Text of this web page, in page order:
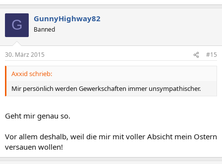
G GunnyHighway82
Banned
30. März 2015 #15
Axxid schrieb:
Mir persönlich werden Gewerkschaften immer unsympathischer.
Geht mir genau so.
Vor allem deshalb, weil die mir mit voller Absicht mein Ostern
versauen wollen!